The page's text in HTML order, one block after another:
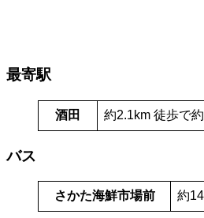
最寄駅
酒田 約2.1km 徒歩で
バス
さかた海鮮市場前 約